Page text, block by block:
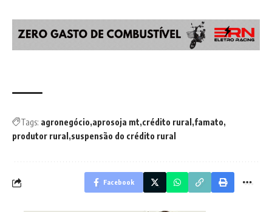
Tags: agronegócio aprosoja mt crédito rural famato
produtor rural suspensão do crédito rural
Facebook